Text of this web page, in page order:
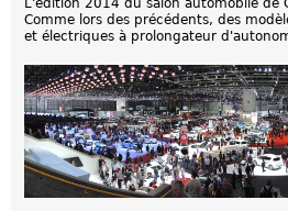
A
3
e
t
r
o
n
:
A
p
a
L'édition 2014 du salon automobile de
Comme lors des précédents, des
et électriques à prolongateur